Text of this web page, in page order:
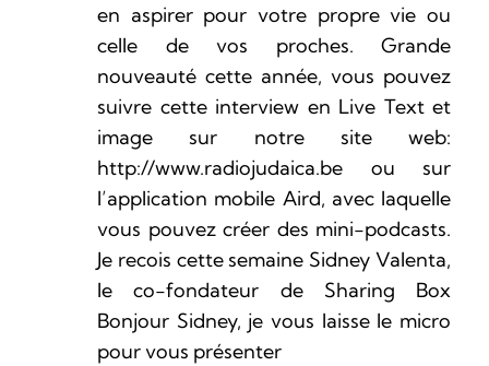
en aspirer pour votre propre vie ou
celle de vos proches. Grande
nouveauté cette année, vous pouvez
suivre cette interview en Live Text et
image sur notre site web:
http://www.radiojudaica.be ou sur
l’application mobile Aird, avec laquelle
vous pouvez créer des mini-podcasts.
Je recois cette semaine Sidney Valenta,
le co-fondateur de Sharing Box
Bonjour Sidney, je vous laisse le micro
pour vous présenter